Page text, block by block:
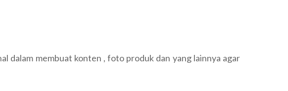
dalam membuat konten , foto produk dan yang lainnya agar